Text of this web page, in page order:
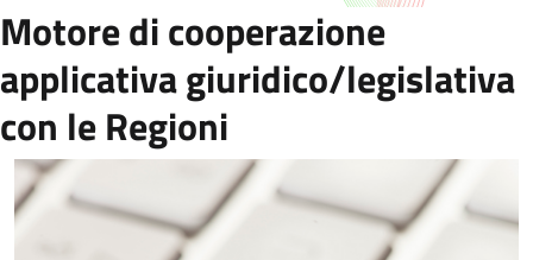
Motore di cooperazione
applicativa giuridico/legislativa
con le Regioni